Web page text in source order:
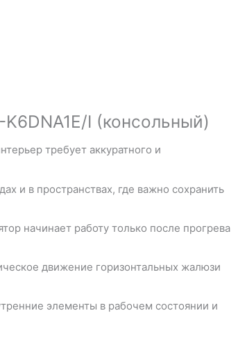
I (консольный)
требует аккуратного и
и в пространствах, где важно сохранить
начинает работу только после прогрева
движение горизонтальных жалюзи
элементы в рабочем состоянии и